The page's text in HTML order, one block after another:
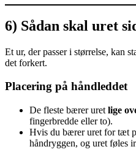
6) Sådan skal uret
Et ur, der passer i størrelse, kan
det forkert.
Placering på håndleddet
De fleste bærer uret lige
fingerbredde eller to).
Hvis du bærer uret for tæt
håndryggen, og uret føles